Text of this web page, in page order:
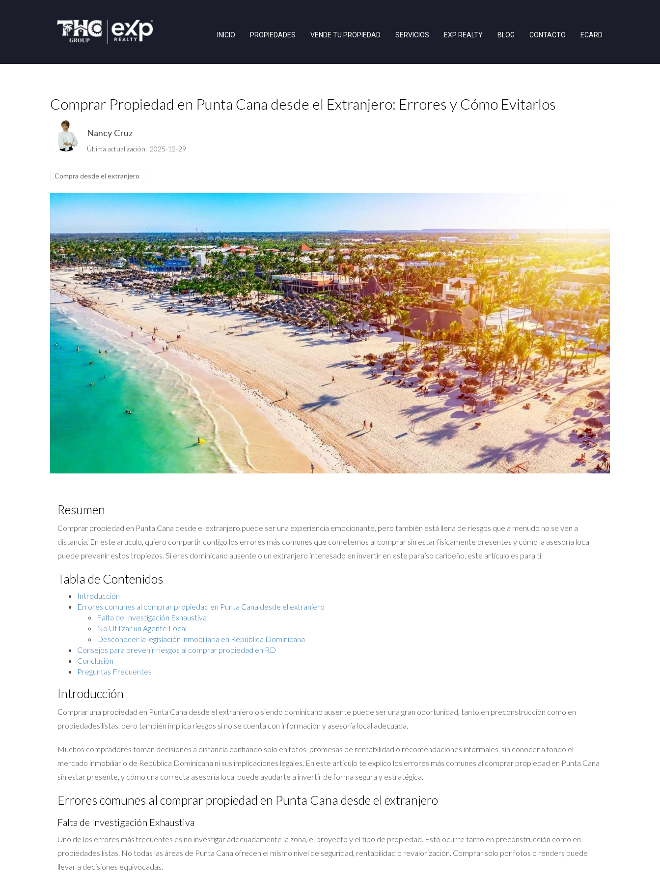
INICIO PROPIEDADES VENDE TU PROPIEDAD SERVICIOS EXP REALTY BLOG CONTACTO ECARD
Comprar Propiedad en Punta Cana desde el Extranjero: Errores y Cómo Evitarlos
Nancy Cruz
Última actualización: 2025-12-29
Compra desde el extranjero
Resumen
Comprar propiedad en Punta Cana desde el extranjero puede ser una experiencia emocionante, pero también está llena de riesgos que a menudo no se ven a
distancia. En este artículo, quiero compartir contigo los errores más comunes que cometemos al comprar sin estar físicamente presentes y cómo la asesoría local
puede prevenir estos tropiezos. Si eres dominicano ausente o un extranjero interesado en invertir en este paraíso caribeño, este artículo es para ti.
Tabla de Contenidos
Introducción
Errores comunes al comprar propiedad en Punta Cana desde el extranjero
Falta de Investigación Exhaustiva
No Utilizar un Agente Local
Desconocer la legislación inmobiliaria en República Dominicana
Consejos para prevenir riesgos al comprar propiedad en RD
Conclusión
Preguntas Frecuentes
Introducción
Comprar una propiedad en Punta Cana desde el extranjero o siendo dominicano ausente puede ser una gran oportunidad, tanto en preconstrucción como en
propiedades listas, pero también implica riesgos si no se cuenta con información y asesoría local adecuada.
Muchos compradores toman decisiones a distancia confiando solo en fotos, promesas de rentabilidad o recomendaciones informales, sin conocer a fondo el
mercado inmobiliario de República Dominicana ni sus implicaciones legales. En este artículo te explico los errores más comunes al comprar propiedad en Punta Cana
sin estar presente, y cómo una correcta asesoría local puede ayudarte a invertir de forma segura y estratégica.
Errores comunes al comprar propiedad en Punta Cana desde el extranjero
Falta de Investigación Exhaustiva
Uno de los errores más frecuentes es no investigar adecuadamente la zona, el proyecto y el tipo de propiedad. Esto ocurre tanto en preconstrucción como en
propiedades listas. No todas las áreas de Punta Cana ofrecen el mismo nivel de seguridad, rentabilidad o revalorización. Comprar solo por fotos o renders puede
llevar a decisiones equivocadas.